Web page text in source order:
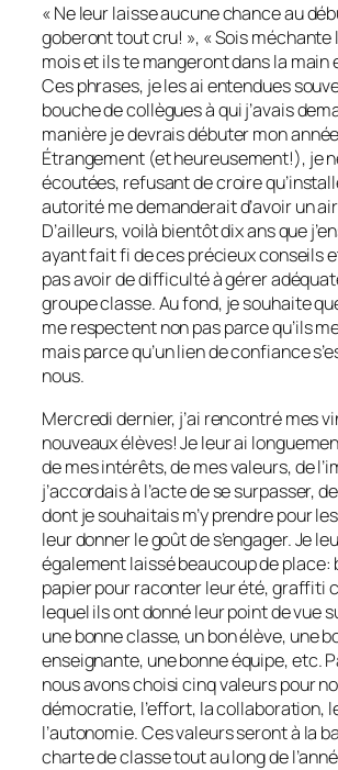
« Ne leur laisse aucune chance au
goberont tout cru! », « Sois méchante
mois et ils te mangeront dans la main
Ces phrases, je les ai entendues
bouche de collègues à qui j’avais
manière je devrais débuter mon
Étrangement (et heureusement!), je
écoutées, refusant de croire
autorité me demanderait d’avoir un
D’ailleurs, voilà bientôt dix ans que
ayant fait fi de ces précieux conseils
pas avoir de difficulté à gérer
groupe classe. Au fond, je souhaite
me respectent non pas parce qu’ils
mais parce qu’un lien de confiance
nous.
Mercredi dernier, j’ai rencontré mes
nouveaux élèves! Je leur ai
de mes intérêts, de mes valeurs, de
j’accordais à l’acte de se surpasser,
dont je souhaitais m’y prendre pour
leur donner le goût de s’engager. Je
également laissé beaucoup de place:
papier pour raconter leur été, graffiti
lequel ils ont donné leur point de vue
une bonne classe, un bon élève, une
enseignante, une bonne équipe, etc.
nous avons choisi cinq valeurs pour
démocratie, l’effort, la collaboration,
l’autonomie. Ces valeurs seront à la
charte de classe tout au long de